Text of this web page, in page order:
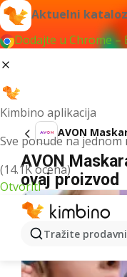
Aktuelni
Dodajte u Chrome –
Kimbino aplikacija
Sve ponude na jednom
(14.1K ocena)
Otvoriti
Tražite
AVON
AVON
ovaj proizvod